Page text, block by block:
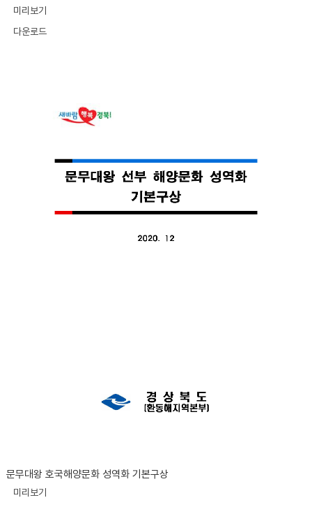
미리보기
다운로드
문무대왕 호국해양문화 성역화 기본구상
미리보기